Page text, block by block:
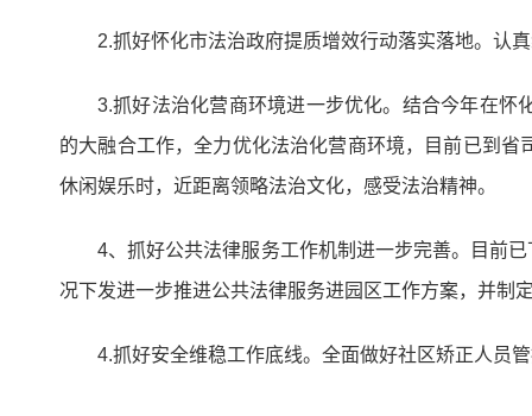
2.抓好怀化市法治政府提质增效行动落实落地。认
3.抓好法治化营商环境进一步优化。结合今年在怀
的大融合工作，全力优化法治化营商环境，目前已到省
休闲娱乐时，近距离领略法治文化，感受法治精神。
4、抓好公共法律服务工作机制进一步完善。目前
况下发进一步推进公共法律服务进园区工作方案，并制
4.抓好安全维稳工作底线。全面做好社区矫正人员